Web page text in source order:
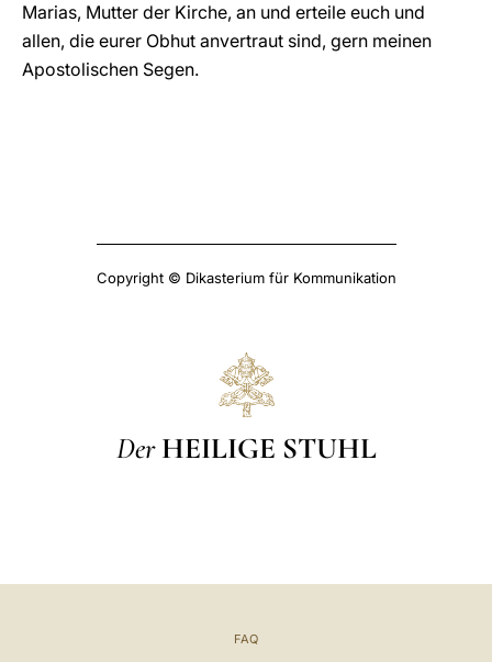
Marias, Mutter der Kirche, an und erteile euch und
allen, die eurer Obhut anvertraut sind, gern meinen
Apostolischen Segen.
Copyright © Dikasterium für Kommunikation
Der HEILIGE STUHL
FAQ